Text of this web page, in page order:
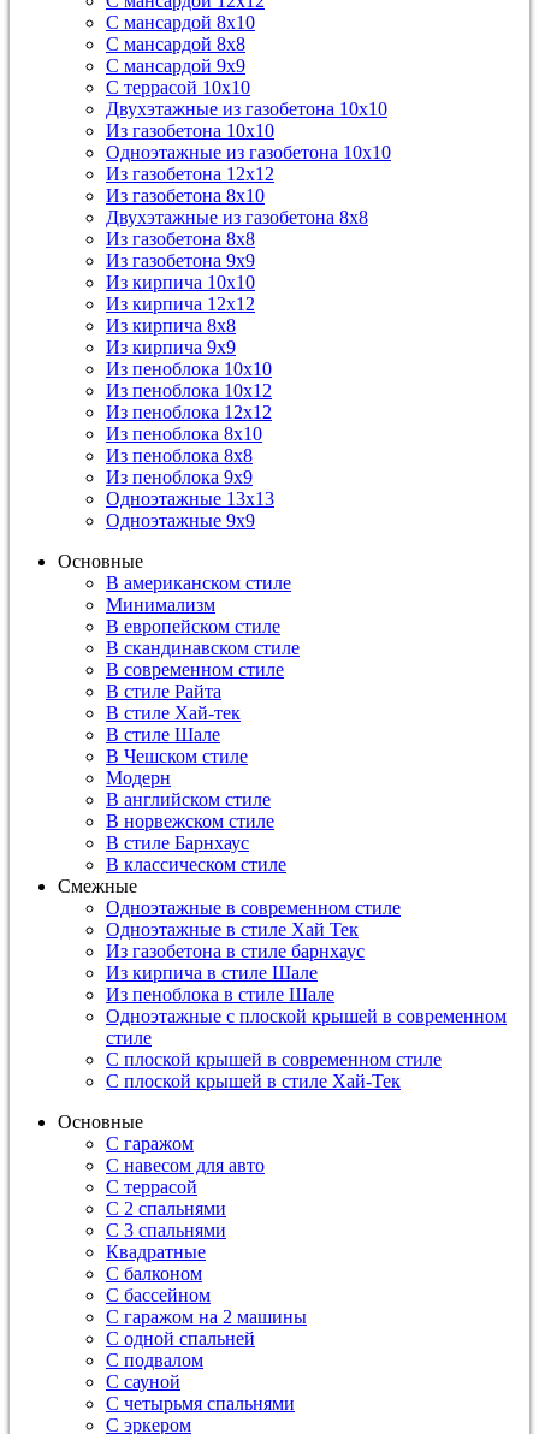
С мансардой 8х10
С мансардой 8х8
С мансардой 9х9
С террасой 10х10
Двухэтажные из газобетона 10х10
Из газобетона 10х10
Одноэтажные из газобетона 10х10
Из газобетона 12х12
Из газобетона 8х10
Двухэтажные из газобетона 8х8
Из газобетона 8х8
Из газобетона 9х9
Из кирпича 10х10
Из кирпича 12х12
Из кирпича 8х8
Из кирпича 9х9
Из пеноблока 10х10
Из пеноблока 10х12
Из пеноблока 12х12
Из пеноблока 8х10
Из пеноблока 8х8
Из пеноблока 9х9
Одноэтажные 13х13
Одноэтажные 9х9
Основные
В американском стиле
Минимализм
В европейском стиле
В скандинавском стиле
В современном стиле
В стиле Райта
В стиле Хай-тек
В стиле Шале
В Чешском стиле
Модерн
В английском стиле
В норвежском стиле
В стиле Барнхаус
В классическом стиле
Смежные
Одноэтажные в современном стиле
Одноэтажные в стиле Хай Тек
Из газобетона в стиле барнхаус
Из кирпича в стиле Шале
Из пеноблока в стиле Шале
Одноэтажные с плоской крышей в современном
стиле
С плоской крышей в современном стиле
С плоской крышей в стиле Хай-Тек
Основные
С гаражом
С навесом для авто
С террасой
С 2 спальнями
С 3 спальнями
Квадратные
С балконом
С бассейном
С гаражом на 2 машины
С одной спальней
С подвалом
С сауной
С четырьмя спальнями
С эркером